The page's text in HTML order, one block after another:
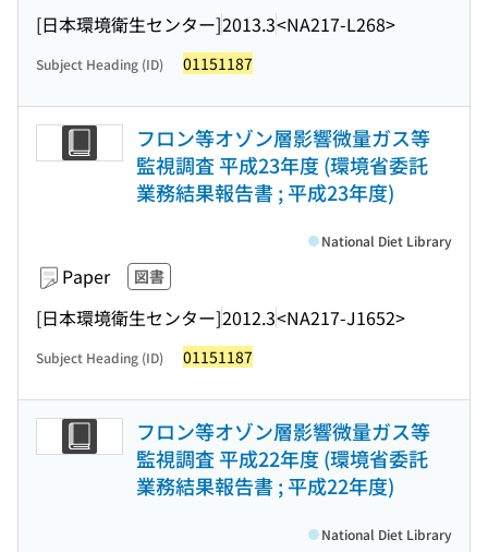
[日本環境衛生センター]2013.3<NA217-L268>
Subject Heading (ID) 01151187
フロン等オゾン層影響微量ガス等
監視調査 平成23年度 (環境省委託
業務結果報告書 ; 平成23年度)
Paper 図書
[日本環境衛生センター]2012.3<NA217-J1652>
National Diet Library
Subject Heading (ID) 01151187
フロン等オゾン層影響微量ガス等
監視調査 平成22年度 (環境省委託
業務結果報告書 ; 平成22年度)
National Diet Library